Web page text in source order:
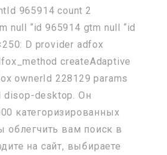
965914 count 2
null “id 965914 gtm null “id
D provider adfox
createAdaptive
ownerId 228129 params
desktop. Он
категоризированных
облегчить вам поиск в
на сайт, выбираете